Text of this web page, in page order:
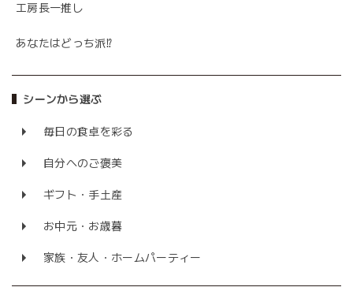
工房長一推し
あなたはどっち派⁉
シーンから選ぶ
毎日の食卓を彩る
自分へのご褒美
ギフト・手土産
お中元・お歳暮
家族・友人・ホームパーティー